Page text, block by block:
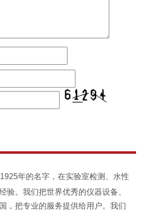
年的名字，在实验室检测、水性
验。我们把世界优秀的仪器设备、
，把专业的服务提供给用户。我们